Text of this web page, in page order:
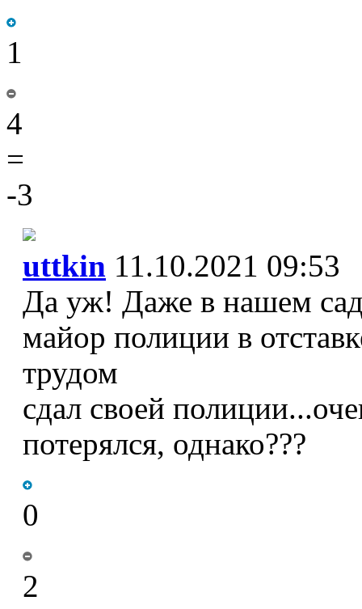
1
4
=
-3
uttkin 11.10.2021 09:53
Да уж! Даже в нашем
майор полиции в
трудом
сдал своей
потерялся, однако???
0
2